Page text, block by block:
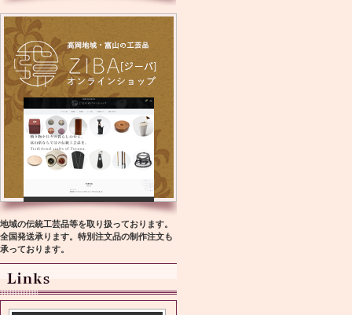
地域の伝統工芸品等を取り扱っております。
全国発送承ります。特別注文品の制作注文も
承っております。